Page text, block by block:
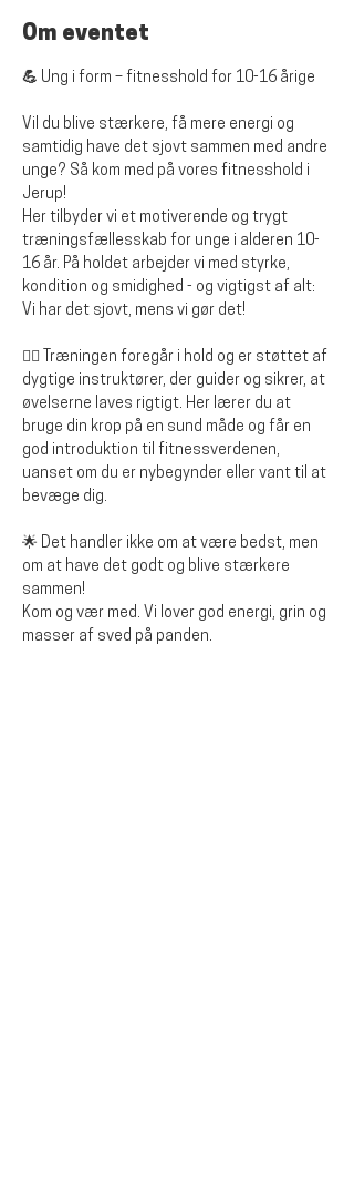
Om eventet
💪 Ung i form – fitnesshold for 10-16 årige
Vil du blive stærkere, få mere energi og
samtidig have det sjovt sammen med andre
unge? Så kom med på vores fitnesshold i
Jerup!
Her tilbyder vi et motiverende og trygt
træningsfællesskab for unge i alderen 10-
16 år. På holdet arbejder vi med styrke,
kondition og smidighed - og vigtigst af alt:
Vi har det sjovt, mens vi gør det!
🏋️‍♂️ Træningen foregår i hold og er støttet af
dygtige instruktører, der guider og sikrer, at
øvelserne laves rigtigt. Her lærer du at
bruge din krop på en sund måde og får en
god introduktion til fitnessverdenen,
uanset om du er nybegynder eller vant til at
bevæge dig.
🌟 Det handler ikke om at være bedst, men
om at have det godt og blive stærkere
sammen!
Kom og vær med. Vi lover god energi, grin og
masser af sved på panden.